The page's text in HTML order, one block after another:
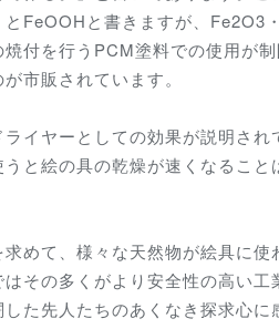
FeOOHと書きますが、Fe2O3
付を行うPCM塗料での使用が制
市販されています。
イヤーとしての効果が説明され
と絵の具の乾燥が速くなること
て、様々な天然物が絵具に使
その多くがより安全性の高い工
た先人たちのあくなき探求心に